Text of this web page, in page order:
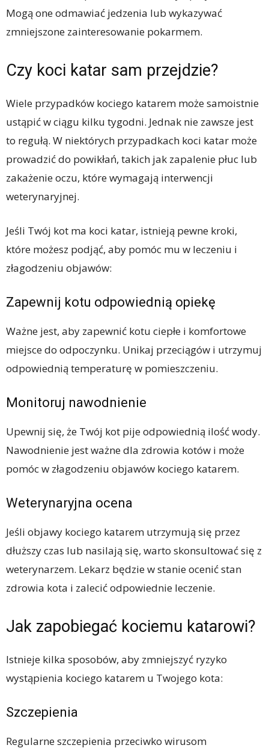
Mogą one odmawiać jedzenia lub wykazywać
zmniejszone zainteresowanie pokarmem.
Czy koci katar sam przejdzie?
Wiele przypadków kociego katarem może samoistnie
ustąpić w ciągu kilku tygodni. Jednak nie zawsze jest
to regułą. W niektórych przypadkach koci katar może
prowadzić do powikłań, takich jak zapalenie płuc lub
zakażenie oczu, które wymagają interwencji
weterynaryjnej.
Jeśli Twój kot ma koci katar, istnieją pewne kroki,
które możesz podjąć, aby pomóc mu w leczeniu i
złagodzeniu objawów:
Zapewnij kotu odpowiednią opiekę
Ważne jest, aby zapewnić kotu ciepłe i komfortowe
miejsce do odpoczynku. Unikaj przeciągów i utrzymuj
odpowiednią temperaturę w pomieszczeniu.
Monitoruj nawodnienie
Upewnij się, że Twój kot pije odpowiednią ilość wody.
Nawodnienie jest ważne dla zdrowia kotów i może
pomóc w złagodzeniu objawów kociego katarem.
Weterynaryjna ocena
Jeśli objawy kociego katarem utrzymują się przez
dłuższy czas lub nasilają się, warto skonsultować się z
weterynarzem. Lekarz będzie w stanie ocenić stan
zdrowia kota i zalecić odpowiednie leczenie.
Jak zapobiegać kociemu katarowi?
Istnieje kilka sposobów, aby zmniejszyć ryzyko
wystąpienia kociego katarem u Twojego kota:
Szczepienia
Regularne szczepienia przeciwko wirusom